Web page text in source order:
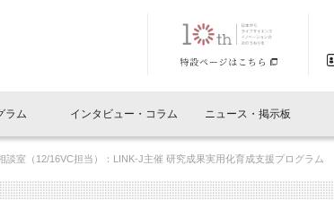
イベントレポ
ラム
What's "UNIKORN"？
インタビュー・コラム ニュース・掲示板
人と情報の交
Why in Nihonbashi
特別会員について
オフィス・ラボ
談室（12/16VC担当）：LINK-J主催 研究成果実用化育成支援プログラム